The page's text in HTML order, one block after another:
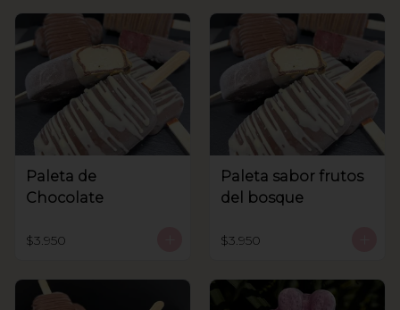
Paleta de
Chocolate
$3.950
Paleta sabor frutos
del bosque
$3.950